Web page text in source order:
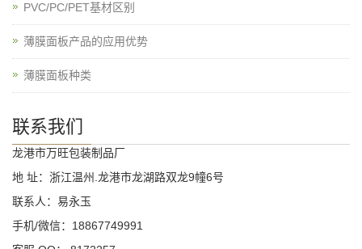
PVC/PC/PET基材区别
薄膜面板产品的应用优势
薄膜面板种类
联系我们
龙港市万旺包装制品厂
地 址：浙江温州.龙港市龙湖路双龙9幢6号
联系人：易永玉
手机/微信：18867749991